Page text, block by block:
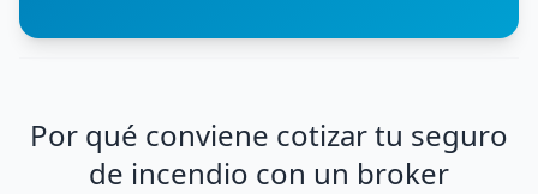
Por qué conviene cotizar tu seguro
de incendio con un broker